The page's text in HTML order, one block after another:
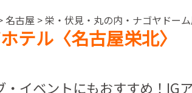
名古屋 > 栄・伏見・丸の内・ナゴヤドー
テル〈名古屋栄北〉
・イベントにもおすすめ！IG